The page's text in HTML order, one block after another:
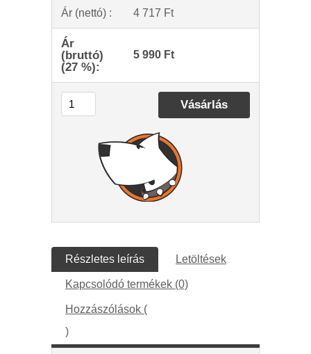
Ár (nettó) : 4 717 Ft
Ár
(bruttó)
(27 %):
5 990 Ft
Részletes leírás Letöltések
Kapcsolódó termékek (0)
Hozzászólások (
)